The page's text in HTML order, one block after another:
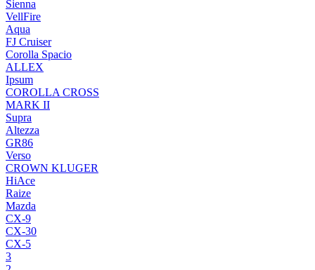
Sienna
VellFire
Aqua
FJ Cruiser
Corolla Spacio
ALLEX
Ipsum
COROLLA CROSS
MARK II
Supra
Altezza
GR86
Verso
CROWN KLUGER
HiAce
Raize
Mazda
CX-9
CX-30
CX-5
3